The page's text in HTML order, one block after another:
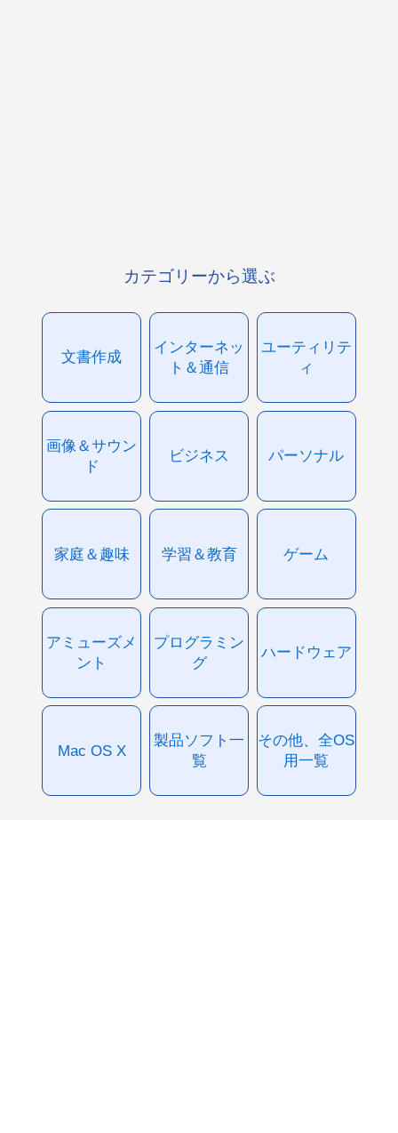
カテゴリーから選ぶ
文書作成
インターネッ
ト＆通信
ユーティリテ
ィ
画像＆サウン
ド
ビジネス パーソナル
家庭＆趣味 学習＆教育 ゲーム
アミューズメ
ント
プログラミン
グ
ハードウェア
Mac OS X
製品ソフト一
覧
その他、全OS
用一覧